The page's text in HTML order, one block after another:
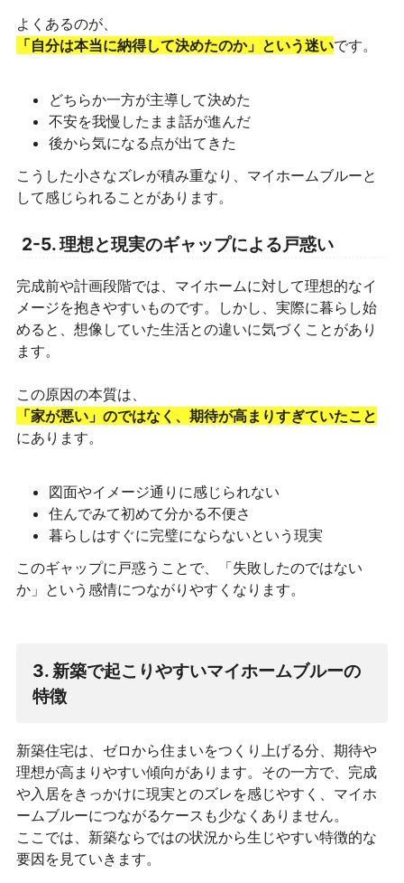
よくあるのが、
「自分は本当に納得して決めたのか」という迷いです。
どちらか一方が主導して決めた
不安を我慢したまま話が進んだ
後から気になる点が出てきた
こうした小さなズレが積み重なり、マイホームブルーと
して感じられることがあります。
2-5. 理想と現実のギャップによる戸惑い
完成前や計画段階では、マイホームに対して理想的なイ
メージを抱きやすいものです。しかし、実際に暮らし始
めると、想像していた生活との違いに気づくことがあり
ます。
この原因の本質は、
「家が悪い」のではなく、期待が高まりすぎていたこと
にあります。
図面やイメージ通りに感じられない
住んでみて初めて分かる不便さ
暮らしはすぐに完璧にならないという現実
このギャップに戸惑うことで、「失敗したのではない
か」という感情につながりやすくなります。
3. 新築で起こりやすいマイホームブルーの
特徴
新築住宅は、ゼロから住まいをつくり上げる分、期待や
理想が高まりやすい傾向があります。その一方で、完成
や入居をきっかけに現実とのズレを感じやすく、マイホ
ームブルーにつながるケースも少なくありません。
ここでは、新築ならではの状況から生じやすい特徴的な
要因を見ていきます。